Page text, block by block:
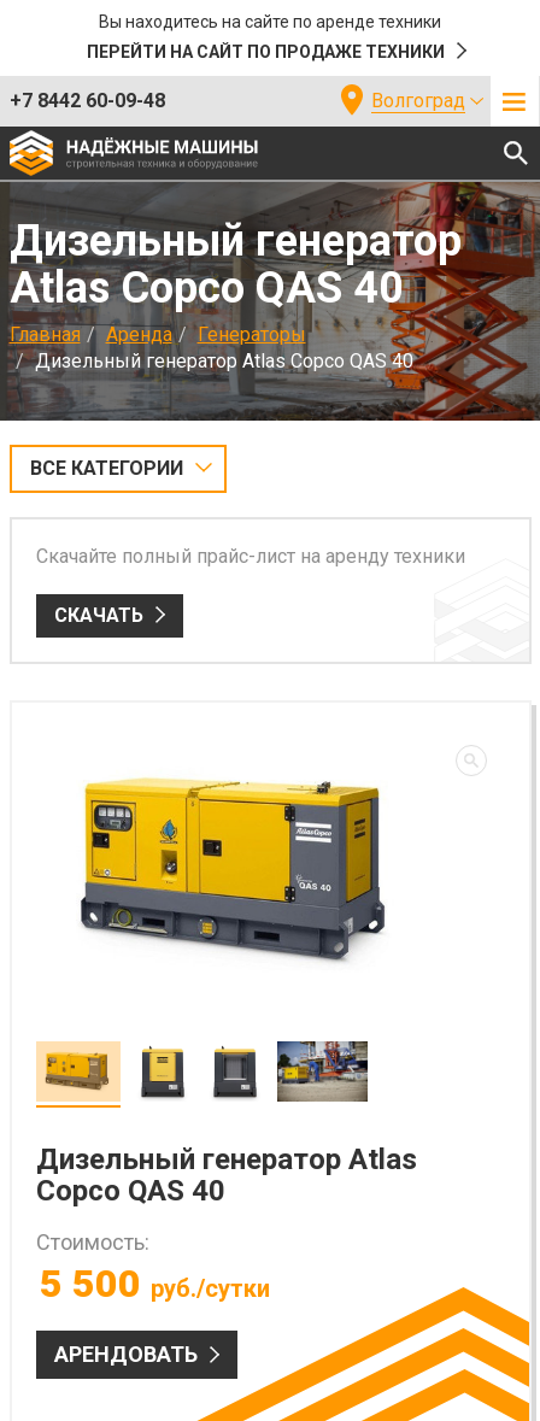
Вы находитесь на сайте по аренде техники
ПЕРЕЙТИ НА САЙТ ПО ПРОДАЖЕ ТЕХНИКИ
+7 8442 60-09-48 Волгоград
Дизельный генератор
Atlas Copco QAS 40
Главная Аренда
Генераторы
Дизельный генератор Atlas Copco QAS 40
ВСЕ КАТЕГОРИИ
Скачайте полный прайс-лист на аренду техники
СКАЧАТЬ
Дизельный генератор Atlas
Copco QAS 40
Стоимость:
5 500 руб./сутки
АРЕНДОВАТЬ